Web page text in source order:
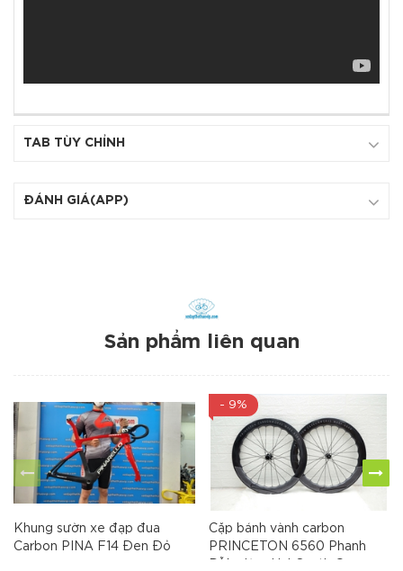
TAB TÙY CHỈNH
ĐÁNH GIÁ(APP)
Sản phẩm liên quan
Khung sườn xe đạp đua
Carbon PINA F14 Đen Đỏ
- 9%
Cặp bánh vành carbon
PRINCETON 6560 Phanh